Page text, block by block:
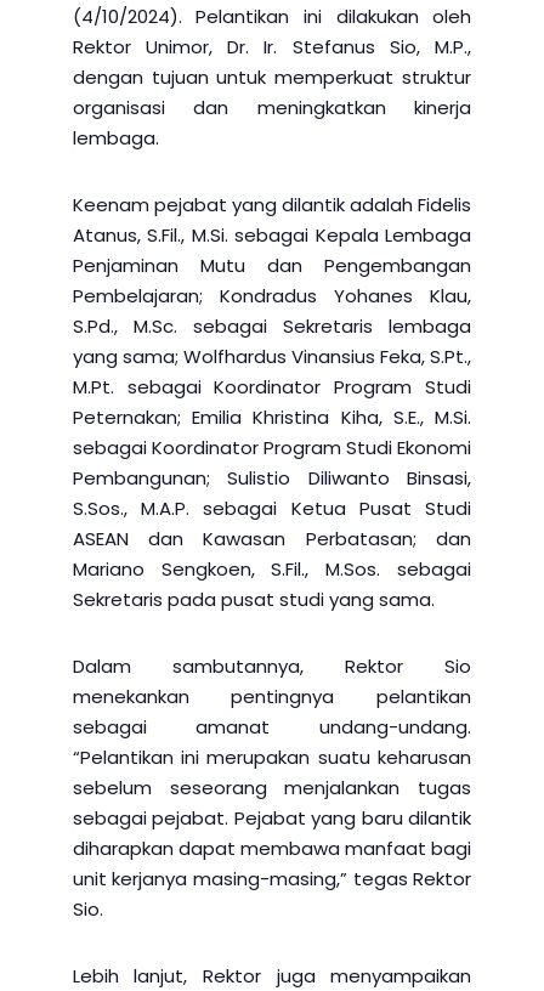
(4/10/2024). Pelantikan ini dilakukan oleh
Rektor Unimor, Dr. Ir. Stefanus Sio, M.P.,
dengan tujuan untuk memperkuat struktur
organisasi dan meningkatkan kinerja
lembaga.
Keenam pejabat yang dilantik adalah Fidelis
Atanus, S.Fil., M.Si. sebagai Kepala Lembaga
Penjaminan Mutu dan Pengembangan
Pembelajaran; Kondradus Yohanes Klau,
S.Pd., M.Sc. sebagai Sekretaris lembaga
yang sama; Wolfhardus Vinansius Feka, S.Pt.,
M.Pt. sebagai Koordinator Program Studi
Peternakan; Emilia Khristina Kiha, S.E., M.Si.
sebagai Koordinator Program Studi Ekonomi
Pembangunan; Sulistio Diliwanto Binsasi,
S.Sos., M.A.P. sebagai Ketua Pusat Studi
ASEAN dan Kawasan Perbatasan; dan
Mariano Sengkoen, S.Fil., M.Sos. sebagai
Sekretaris pada pusat studi yang sama.
Dalam sambutannya, Rektor Sio
menekankan pentingnya pelantikan
sebagai amanat undang-undang.
“Pelantikan ini merupakan suatu keharusan
sebelum seseorang menjalankan tugas
sebagai pejabat. Pejabat yang baru dilantik
diharapkan dapat membawa manfaat bagi
unit kerjanya masing-masing,” tegas Rektor
Sio.
Lebih lanjut, Rektor juga menyampaikan